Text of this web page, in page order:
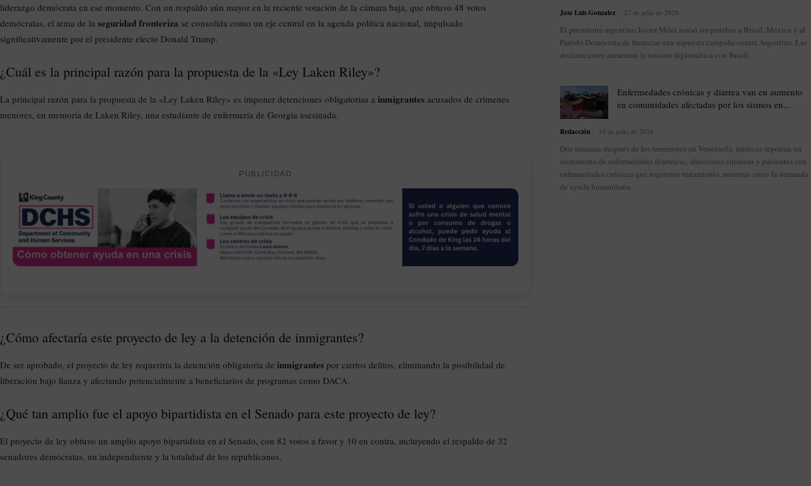
liderazgo demócrata en ese momento. Con un respaldo aún mayor en la reciente votación de la cámara baja, que obtuvo 48 votos
demócratas, el tema de la seguridad fronteriza se consolida como un eje central en la agenda política nacional, impulsado
significativamente por el presidente electo Donald Trump.
¿Cuál es la principal razón para la propuesta de la «Ley Laken Riley»?
La principal razón para la propuesta de la «Ley Laken Riley» es imponer detenciones obligatorias a inmigrantes acusados de crímenes
menores, en memoria de Laken Riley, una estudiante de enfermería de Georgia asesinada.
PUBLICIDAD
¿Cómo afectaría este proyecto de ley a la detención de inmigrantes?
De ser aprobado, el proyecto de ley requeriría la detención obligatoria de inmigrantes por ciertos delitos, eliminando la posibilidad de
liberación bajo fianza y afectando potencialmente a beneficiarios de programas como DACA.
¿Qué tan amplio fue el apoyo bipartidista en el Senado para este proyecto de ley?
El proyecto de ley obtuvo un amplio apoyo bipartidista en el Senado, con 82 votos a favor y 10 en contra, incluyendo el respaldo de 32
senadores demócratas, un independiente y la totalidad de los republicanos.
Jose Luis Gonzalez 27 de julio de 2026
El presidente argentino Javier Milei acusó sin pruebas a Brasil, México y al
Partido Demócrata de financiar una supuesta campaña contra Argentina. Las
declaraciones aumentan la tensión diplomática con Brasil.
Enfermedades crónicas y diarrea van en aumento
en comunidades afectadas por los sismos en...
Redacción 10 de julio de 2026
Dos semanas después de los terremotos en Venezuela, médicos reportan un
incremento de enfermedades diarreicas, afecciones cutáneas y pacientes con
enfermedades crónicas que requieren tratamiento, mientras crece la demanda
de ayuda humanitaria.